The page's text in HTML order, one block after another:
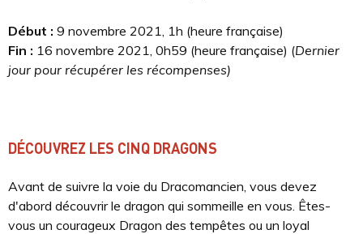
Début : 9 novembre 2021, 1h (heure française)
Fin : 16 novembre 2021, 0h59 (heure française) (Dernier
jour pour récupérer les récompenses)
DÉCOUVREZ LES CINQ DRAGONS
Avant de suivre la voie du Dracomancien, vous devez
d'abord découvrir le dragon qui sommeille en vous. Êtes-
vous un courageux Dragon des tempêtes ou un loyal